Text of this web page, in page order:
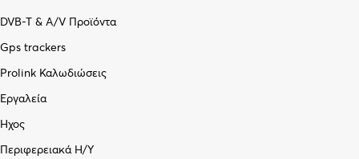
DVB-T & A/V Προϊόντα
Gps trackers
Prolink Καλωδιώσεις
Εργαλεία
Ήχος
Περιφερειακά Η/Υ